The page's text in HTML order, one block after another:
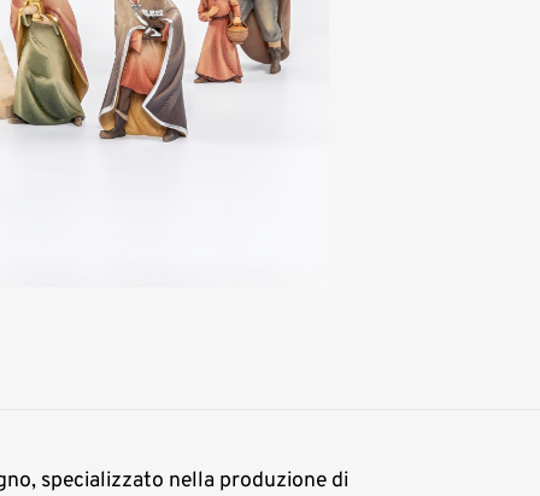
specializzato nella produzione di